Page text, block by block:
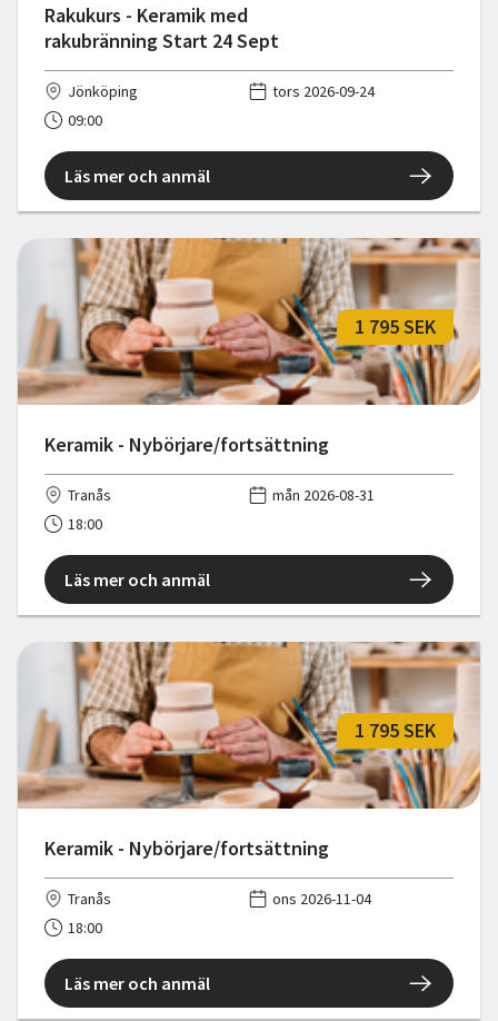
Rakukurs - Keramik med
rakubränning Start 24 Sept
Jönköping
tors 2026-09-24
09:00
Läs mer och anmäl
Keramik - Nybörjare/fortsättning
1 795 SEK
Tranås
mån 2026-08-31
18:00
Läs mer och anmäl
Keramik - Nybörjare/fortsättning
1 795 SEK
Tranås
ons 2026-11-04
18:00
Läs mer och anmäl